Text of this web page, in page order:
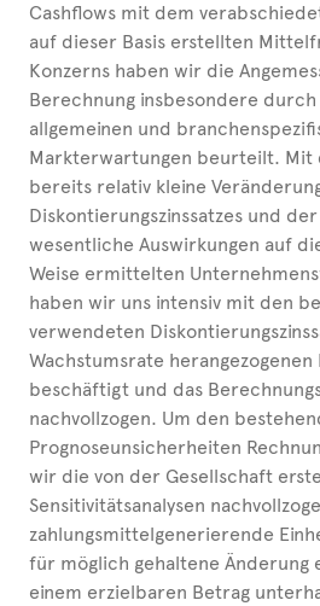
Cashflows mit dem
auf dieser Basis erstellten
Konzerns haben wir die
Berechnung insbesondere
allgemeinen und
Markterwartungen beurteilt. Mit
bereits relativ kleine
Diskontierungszinssatzes und
wesentliche Auswirkungen auf
Weise ermittelten
haben wir uns intensiv mit den
verwendeten
Wachstumsrate herangezogenen
beschäftigt und das
nachvollzogen. Um den
Prognoseunsicherheiten
wir die von der Gesellschaft
Sensitivitätsanalysen
zahlungsmittelgenerierende
für möglich gehaltene Änderung
einem erzielbaren Betrag